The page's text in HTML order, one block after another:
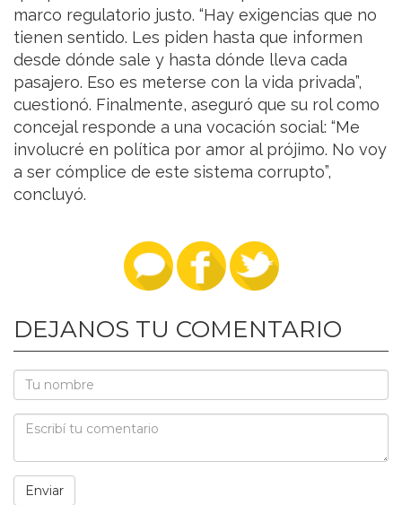
marco regulatorio justo. “Hay exigencias que no
tienen sentido. Les piden hasta que informen
desde dónde sale y hasta dónde lleva cada
pasajero. Eso es meterse con la vida privada”,
cuestionó. Finalmente, aseguró que su rol como
concejal responde a una vocación social: “Me
involucré en política por amor al prójimo. No voy
a ser cómplice de este sistema corrupto”,
concluyó.
DEJANOS TU COMENTARIO